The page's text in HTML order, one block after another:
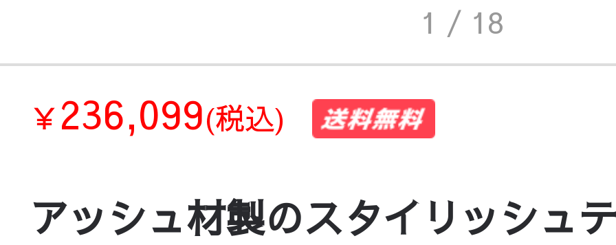
1 / 18
￥236,099(税込)
アッシュ材製のスタイリッシュ